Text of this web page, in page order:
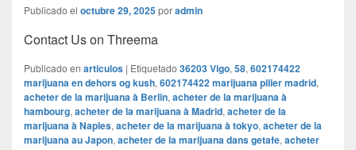
Publicado el octubre 29, 2025poradmin
Contact Us on Threema
Publicado en articulos | Etiquetado 36203 Vigo, 58, 602174422
marijuana en dehors og kush, 602174422 marijuana pilier madrid,
acheter de la marijuana à Berlin, acheter de la marijuana à
hambourg, acheter de la marijuana à Madrid, acheter de la
marijuana à Naples, acheter de la marijuana à tokyo, acheter de la
marijuana au Japon, acheter de la marijuana dans getafe, acheter